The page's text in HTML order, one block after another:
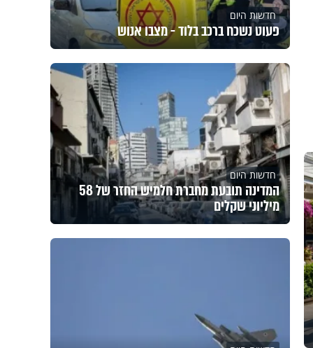
חדשות היום
פעוט נשכח ברכב בלוד - מצבו אנוש
חדשות היום
המדינה תובעת מחברת חלמיש החזר של 58
מיליוני שקלים